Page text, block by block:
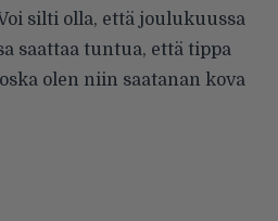
silti olla, että joulukuussa
saattaa tuntua, että tippa
olen niin saatanan kova